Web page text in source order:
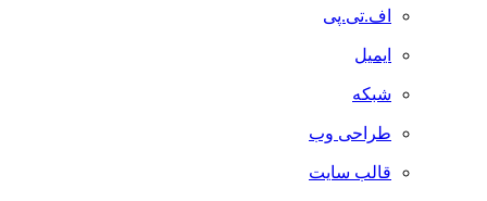
اف.تی.پی
ایمیل
شبکه
طراحی وب
قالب سایت